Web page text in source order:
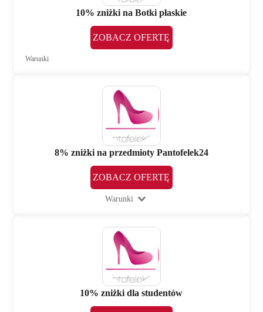
10% zniżki na Botki płaskie
ZOBACZ OFERTĘ
Warunki
8% zniżki na przedmioty Pantofelek24
ZOBACZ OFERTĘ
Warunki
10% zniżki dla studentów